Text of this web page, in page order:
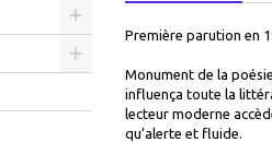
Première parution en
Monument de la
influença toute la
lecteur moderne
qu’alerte et fluide.